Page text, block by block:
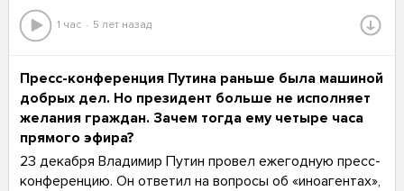
1 час 5 лет назад
Пресс-конференция Путина раньше была машиной
добрых дел. Но президент больше не исполняет
желания граждан. Зачем тогда ему четыре часа
прямого эфира?
23 декабря Владимир Путин провел ежегодную пресс-
конференцию. Он ответил на вопросы об «иноагентах»,